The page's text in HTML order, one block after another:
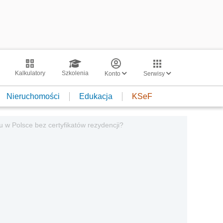
Kalkulatory Szkolenia Konto Serwisy
Nieruchomości Edukacja KSeF
w Polsce bez certyfikatów rezydencji?